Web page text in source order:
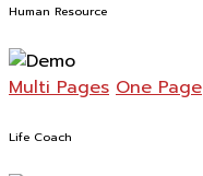
Human Resource
Multi Pages One Page
Life Coach